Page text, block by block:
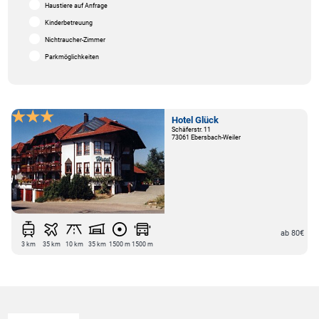
Hotel Glück
Schäferstr. 11
73061 Ebersbach-Weiler
3 km 35 km 10 km 35 km 1500 m1500 m
ab 80€
Haustiere auf Anfrage
Kinderbetreuung
Nichtraucher-Zimmer
Parkmöglichkeiten